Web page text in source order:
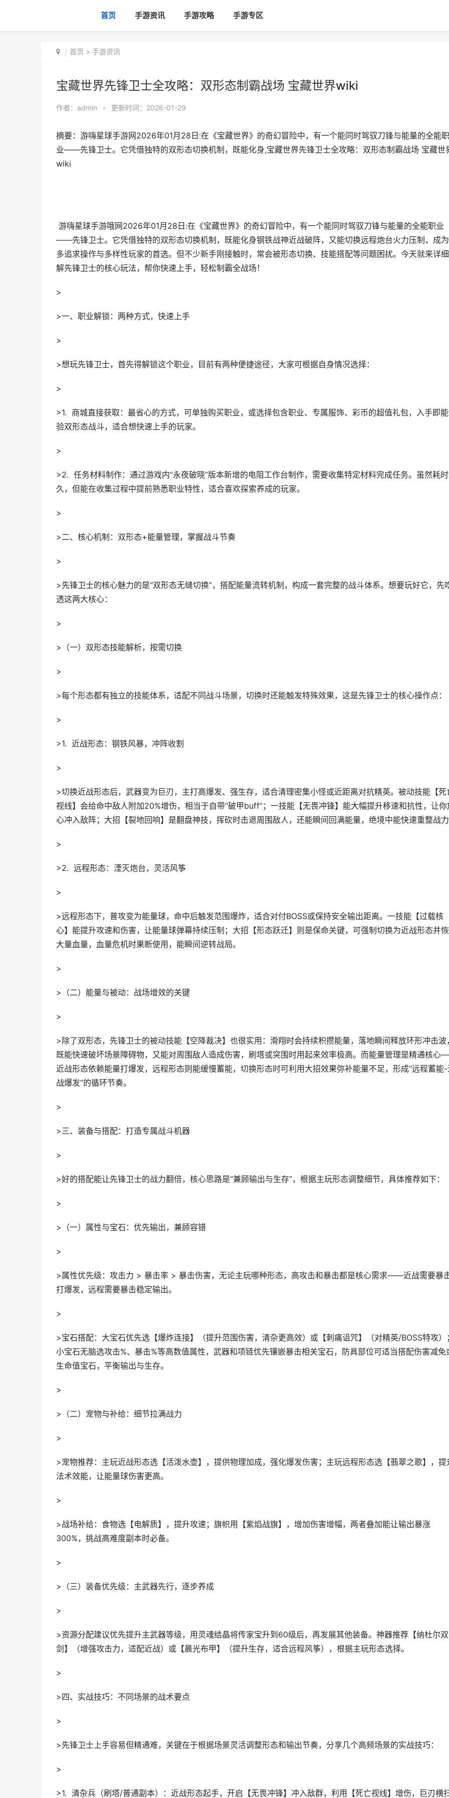
首页 手游资讯 手游攻略 手游专区
首页 > 手游资讯
宝藏世界先锋卫士全攻略：双形态制霸战场 宝藏世界wiki
作者： admin • 更新时间：2026-01-29
摘要：游嗨星球手游网2026年01月28日:在《宝藏世界》的奇幻冒险中，有一个能同时驾驭刀锋与能量的全能职
业——先锋卫士。它凭借独特的双形态切换机制，既能化身,宝藏世界先锋卫士全攻略：双形态制霸战场 宝藏世
wiki
游嗨星球手游哦网2026年01月28日:在《宝藏世界》的奇幻冒险中，有一个能同时驾驭刀锋与能量的全能职业
——先锋卫士。它凭借独特的双形态切换机制，既能化身钢铁战神近战破阵，又能切换远程炮台火力压制，成
多追求操作与多样性玩家的首选。但不少新手刚接触时，常会被形态切换、技能搭配等问题困扰。今天就来详
解先锋卫士的核心玩法，帮你快速上手，轻松制霸全战场！
>
>一、职业解锁：两种方式，快速上手
>
>想玩先锋卫士，首先得解锁这个职业，目前有两种便捷途径，大家可根据自身情况选择：
>
>1. 商城直接获取：最省心的方式，可单独购买职业，或选择包含职业、专属服饰、彩币的超值礼包，入手即
验双形态战斗，适合想快速上手的玩家。
>
>2. 任务材料制作：通过游戏内“永夜破晓”版本新增的电阻工作台制作，需要收集特定材料完成任务。虽然耗
久，但能在收集过程中提前熟悉职业特性，适合喜欢探索养成的玩家。
>
>二、核心机制：双形态+能量管理，掌握战斗节奏
>
>先锋卫士的核心魅力的是“双形态无缝切换”，搭配能量流转机制，构成一套完整的战斗体系。想要玩好它，先
透这两大核心：
>
>（一）双形态技能解析，按需切换
>
>每个形态都有独立的技能体系，适配不同战斗场景，切换时还能触发特殊效果，这是先锋卫士的核心操作点：
>
>1. 近战形态：钢铁风暴，冲阵收割
>
>切换近战形态后，武器变为巨刃，主打高爆发、强生存，适合清理密集小怪或近距离对抗精英。被动技能【死
视线】会给命中敌人附加20%增伤，相当于自带“破甲buff”；一技能【无畏冲锋】能大幅提升移速和抗性，让你
心冲入敌阵；大招【裂地回响】是翻盘神技，挥砍时击退周围敌人，还能瞬间回满能量，绝境中能快速重整战
>
>2. 远程形态：湮灭炮台，灵活风筝
>
>远程形态下，普攻变为能量球，命中后触发范围爆炸，适合对付BOSS或保持安全输出距离。一技能【过载核
心】能提升攻速和伤害，让能量球弹幕持续压制；大招【形态跃迁】则是保命关键，可强制切换为近战形态并
大量血量，血量危机时果断使用，能瞬间逆转战局。
>
>（二）能量与被动：战场增效的关键
>
>除了双形态，先锋卫士的被动技能【空降裁决】也很实用：滑翔时会持续积攒能量，落地瞬间释放环形冲击波
既能快速破坏场景障碍物，又能对周围敌人造成伤害，刷塔或突围时用起来效率极高。而能量管理是精通核
近战形态依赖能量打爆发，远程形态则能缓慢蓄能，切换形态时可利用大招效果弥补能量不足，形成“远程蓄能
战爆发”的循环节奏。
>
>三、装备与搭配：打造专属战斗机器
>
>好的搭配能让先锋卫士的战力翻倍，核心思路是“兼顾输出与生存”，根据主玩形态调整细节，具体推荐如下：
>
>（一）属性与宝石：优先输出，兼顾容错
>
>属性优先级：攻击力 > 暴击率 > 暴击伤害，无论主玩哪种形态，高攻击和暴击都是核心需求——近战需要暴
打爆发，远程需要暴击稳定输出。
>
>宝石搭配：大宝石优先选【爆炸连接】（提升范围伤害，清杂更高效）或【刺痛诅咒】（对精英/BOSS特攻）
小宝石无脑选攻击%、暴击%等高数值属性，武器和项链优先镶嵌暴击相关宝石，防具部位可适当搭配伤害减免
生命值宝石，平衡输出与生存。
>
>（二）宠物与补给：细节拉满战力
>
>宠物推荐：主玩近战形态选【活泼水壶】，提供物理加成，强化爆发伤害；主玩远程形态选【翡翠之歌】，提
法术效能，让能量球伤害更高。
>
>战场补给：食物选【电解质】，提升攻速；旗帜用【紫焰战旗】，增加伤害增幅，两者叠加能让输出暴涨
300%，挑战高难度副本时必备。
>
>（三）装备优先级：主武器先行，逐步养成
>
>资源分配建议优先提升主武器等级，用灵魂结晶将传家宝升到60级后，再发展其他装备。神器推荐【纳杜尔
剑】（增强攻击力，适配近战）或【晨光布甲】（提升生存，适合远程风筝），根据主玩形态选择。
>
>四、实战技巧：不同场景的战术要点
>
>先锋卫士上手容易但精通难，关键在于根据场景灵活调整形态和输出节奏，分享几个高频场景的实战技巧：
>
>1. 清杂兵（刷塔/普通副本）：近战形态起手，开启【无畏冲锋】冲入敌群，利用【死亡视线】增伤，巨刃横